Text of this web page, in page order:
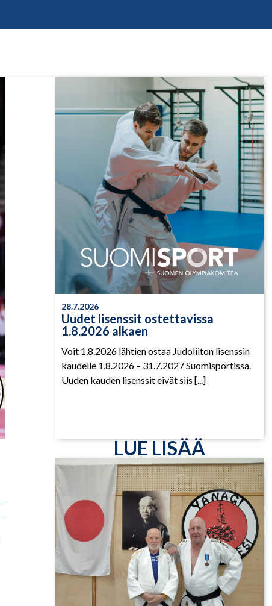
28.7.2026
Uudet lisenssit ostettavissa
1.8.2026 alkaen
Voit 1.8.2026 lähtien ostaa Judoliiton lisenssin
kaudelle 1.8.2026 – 31.7.2027 Suomisportissa.
Uuden kauden lisenssit eivät siis [...]
LUE LISÄÄ